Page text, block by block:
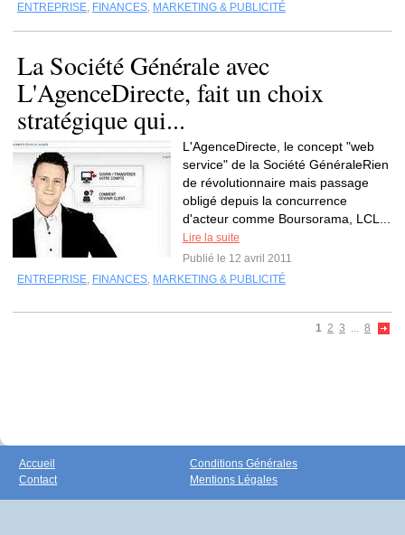
ENTREPRISE, FINANCES, MARKETING & PUBLICITÉ
La Société Générale avec
L'AgenceDirecte, fait un choix
stratégique qui...
L'AgenceDirecte, le concept "web
service" de la Société GénéraleRien
de révolutionnaire mais passage
obligé depuis la concurrence
d'acteur comme Boursorama, LCL...
Lire la suite
Publié le 12 avril 2011
ENTREPRISE, FINANCES, MARKETING & PUBLICITÉ
1 2 3 ... 8
Accueil
Contact
Conditions Générales
Mentions Légales